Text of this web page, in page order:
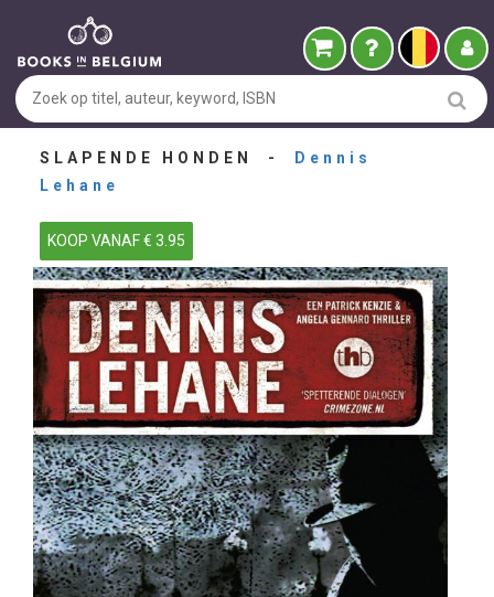
SLAPENDE HONDEN -
Dennis
Lehane
KOOP VANAF € 3.95